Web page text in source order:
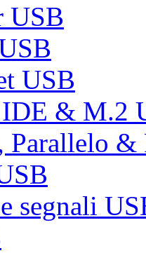
USB
USB
& M.2
Parallelo &
segnali